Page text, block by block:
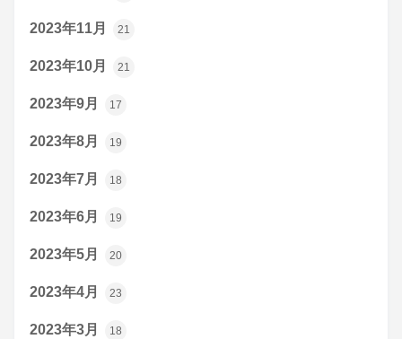
2023年11月 21
2023年10月 21
2023年9月 17
2023年8月 19
2023年7月 18
2023年6月 19
2023年5月 20
2023年4月 23
2023年3月 18